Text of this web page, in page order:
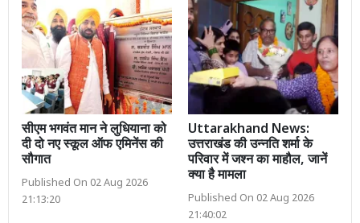
सीएम भगवंत मान ने लुधियाना को
दी दो नए स्कूल ऑफ एमिनेंस की
सौगात
Published On 02 Aug 2026
21:13:20
Uttarakhand News:
उत्तराखंड की उन्नति शर्मा के
परिवार में जश्न का माहौल, जानें
क्या है मामला
Published On 02 Aug 2026
21:40:02